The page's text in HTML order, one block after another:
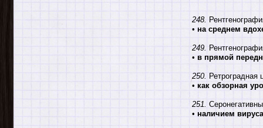
248.
• на среднем
249.
• в прямой
250. Ретроградная
• как обзорная
251.
• наличием